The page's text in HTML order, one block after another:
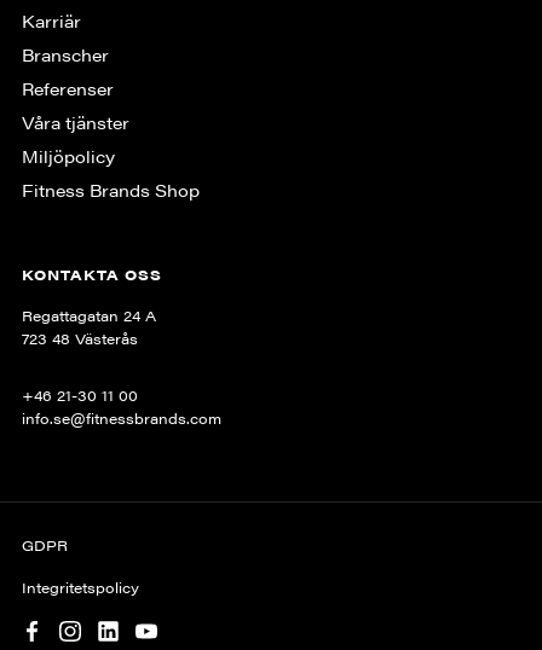
Karriär
Branscher
Referenser
Våra tjänster
Miljöpolicy
Fitness Brands Shop
KONTAKTA OSS
Regattagatan 24 A
723 48 Västerås
+46 21-30 11 00
info.se@fitnessbrands.com
GDPR
Integritetspolicy